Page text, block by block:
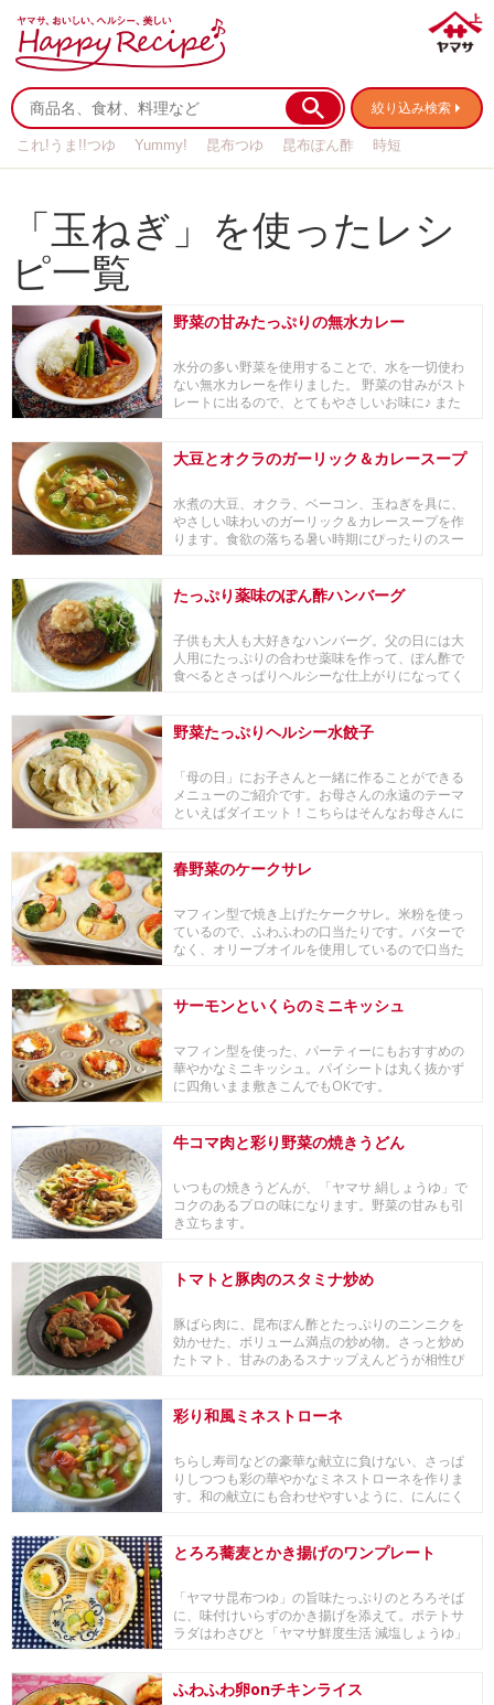
絞り込み検索
これ!うま!!つゆ Yummy! 昆布つゆ 昆布ぽん酢
時短
「玉ねぎ」を使ったレシ
ピ一覧
野菜の甘みたっぷりの無水カレー
水分の多い野菜を使用することで、水を一切使わ
ない無水カレーを作りました。 野菜の甘みがスト
レートに出るので、とてもやさしいお味に♪ また
大豆とオクラのガーリック＆カレースープ
水煮の大豆、オクラ、ベーコン、玉ねぎを具に、
やさしい味わいのガーリック＆カレースープを作
ります。食欲の落ちる暑い時期にぴったりのスー
たっぷり薬味のぽん酢ハンバーグ
子供も大人も大好きなハンバーグ。父の日には大
人用にたっぷりの合わせ薬味を作って、ぽん酢で
食べるとさっぱりヘルシーな仕上がりになってく
野菜たっぷりヘルシー水餃子
「母の日」にお子さんと一緒に作ることができる
メニューのご紹介です。お母さんの永遠のテーマ
といえばダイエット！こちらはそんなお母さんに
春野菜のケークサレ
マフィン型で焼き上げたケークサレ。米粉を使っ
ているので、ふわふわの口当たりです。バターで
なく、オリーブオイルを使用しているので口当た
サーモンといくらのミニキッシュ
マフィン型を使った、パーティーにもおすすめの
華やかなミニキッシュ。パイシートは丸く抜かず
に四角いまま敷きこんでもOKです。
牛コマ肉と彩り野菜の焼きうどん
いつもの焼きうどんが、「ヤマサ 絹しょうゆ」で
コクのあるプロの味になります。野菜の甘みも引
き立ちます。
トマトと豚肉のスタミナ炒め
豚ばら肉に、昆布ぽん酢とたっぷりのニンニクを
効かせた、ボリューム満点の炒め物。さっと炒め
たトマト、甘みのあるスナップえんどうが相性ぴ
彩り和風ミネストローネ
ちらし寿司などの豪華な献立に負けない、さっぱ
りしつつも彩の華やかなミネストローネを作りま
す。和の献立にも合わせやすいように、にんにく
とろろ蕎麦とかき揚げのワンプレート
「ヤマサ昆布つゆ」の旨味たっぷりのとろろそば
に、味付けいらずのかき揚げを添えて。ポテトサ
ラダはわさびと「ヤマサ鮮度生活 減塩しょうゆ」
ふわふわ卵onチキンライス